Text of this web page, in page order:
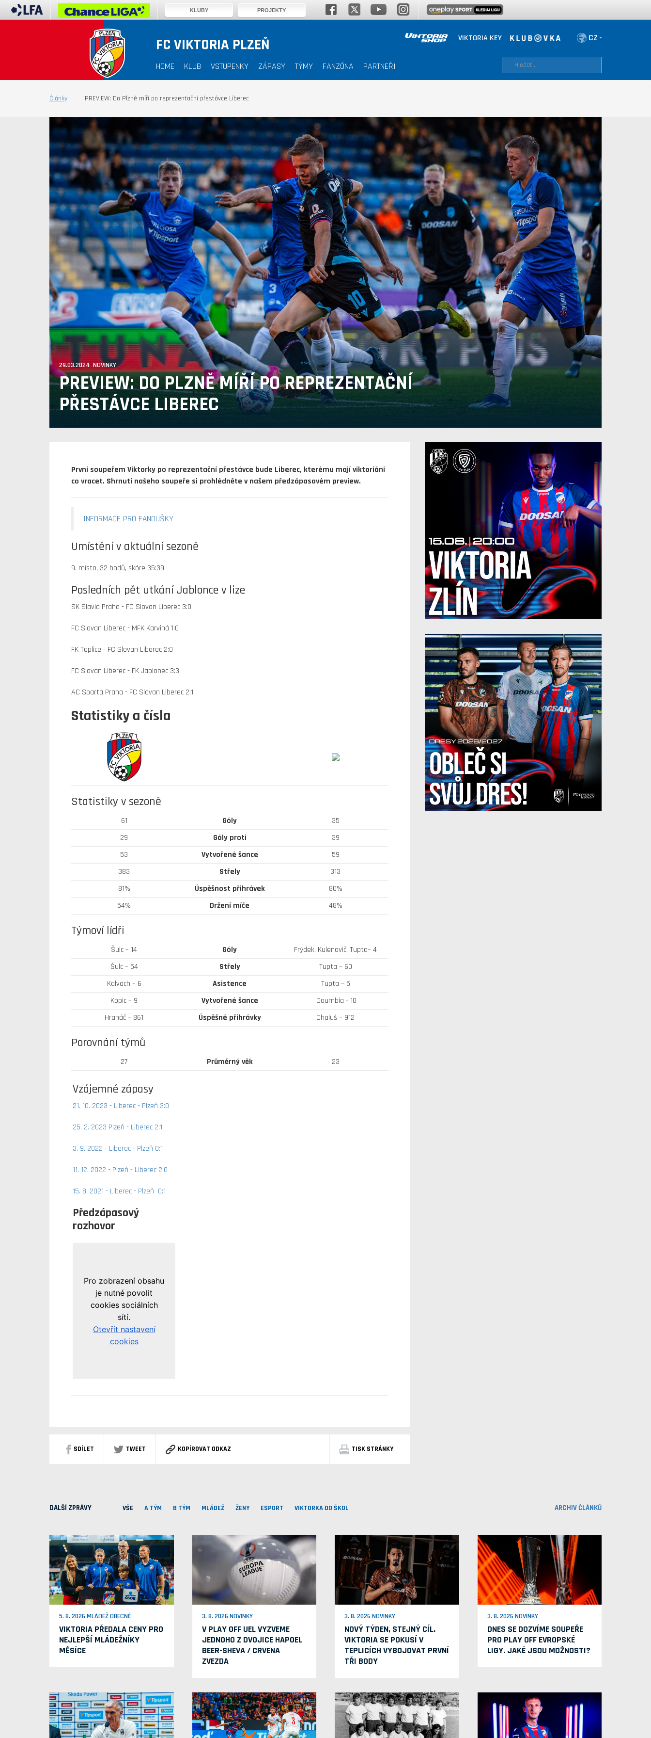
VIKTORIA KEY
FC VIKTORIA PLZEŇ
HOME KLUB VSTUPENKY ZÁPASY TÝMY FANZÓNA PARTNEŘI
Články PREVIEW: Do Plzně míří po reprezentační přestávce Liberec
29.03.2024 NOVINKY
PREVIEW: DO PLZNĚ MÍŘÍ PO REPREZENTAČNÍ
PŘESTÁVCE LIBEREC
První soupeřem Viktorky po reprezentační přestávce bude Liberec, kterému mají viktoriáni
co vracet. Shrnutí našeho soupeře si prohlédněte v našem předzápasovém preview.
INFORMACE PRO FANOUŠKY
Umístění v aktuální sezoně
9. místo, 32 bodů, skóre 35:39
Posledních pět utkání Jablonce v lize
SK Slavia Praha - FC Slovan Liberec 3:0
FC Slovan Liberec - MFK Karviná 1:0
FK Teplice - FC Slovan Liberec 2:0
FC Slovan Liberec - FK Jablonec 3:3
AC Sparta Praha - FC Slovan Liberec 2:1
Statistiky a čísla
Statistiky v sezoně
61 Góly
35
29
Góly proti
39
53
Vytvořené šance
59
383
Střely
313
81%
Úspěšnost přihrávek
80%
54%
Držení míče 48%
Týmoví lídři
Šulc – 14 Góly
Frýdek, Kulenovič, Tupta– 4
Šulc – 54
Střely
Tupta – 60
Kalvach – 6
Asistence
Tupta – 5
Kopic – 9
Vytvořené šance
Doumbia - 10
Hranáč – 861
Úspěšné přihrávky Chaluš – 912
Porovnání týmů
27 Průměrný věk 23
Vzájemné zápasy
21. 10. 2023 - Liberec - Plzeň 3:0
25. 2. 2023 Plzeň - Liberec 2:1
3. 9. 2022 - Liberec - Plzeň 0:1
11. 12. 2022 - Plzeň - Liberec 2:0
15. 8. 2021 - Liberec - Plzeň 0:1
Předzápasový
rozhovor
SDÍLET TWEET KOPÍROVAT ODKAZ TISK STRÁNKY
DALŠÍ ZPRÁVY VŠE A TÝM B TÝM MLÁDEŽ ŽENY ESPORT VIKTORKA DO ŠKOL ARCHIV ČLÁNKŮ
5. 8. 2026 MLÁDEŽ OBECNĚ
VIKTORIA PŘEDALA CENY PRO
NEJLEPŠÍ MLÁDEŽNÍKY
MĚSÍCE
3. 8. 2026 NOVINKY
V PLAY OFF UEL VYZVEME
JEDNOHO Z DVOJICE HAPOEL
BEER-SHEVA / CRVENA
ZVEZDA
3. 8. 2026 NOVINKY
NOVÝ TÝDEN, STEJNÝ CÍL.
VIKTORIA SE POKUSÍ V
TEPLICÍCH VYBOJOVAT PRVNÍ
TŘI BODY
3. 8. 2026 NOVINKY
DNES SE DOZVÍME SOUPEŘE
PRO PLAY OFF EVROPSKÉ
LIGY. JAKÉ JSOU MOŽNOSTI?
KLUBY PROJEKTY